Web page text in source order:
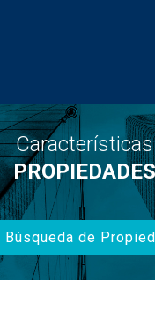
Características
PROPIEDADES
Búsqueda de